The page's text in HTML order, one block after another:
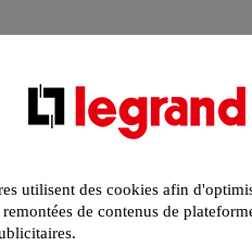
utilisent des cookies afin
de contenus de